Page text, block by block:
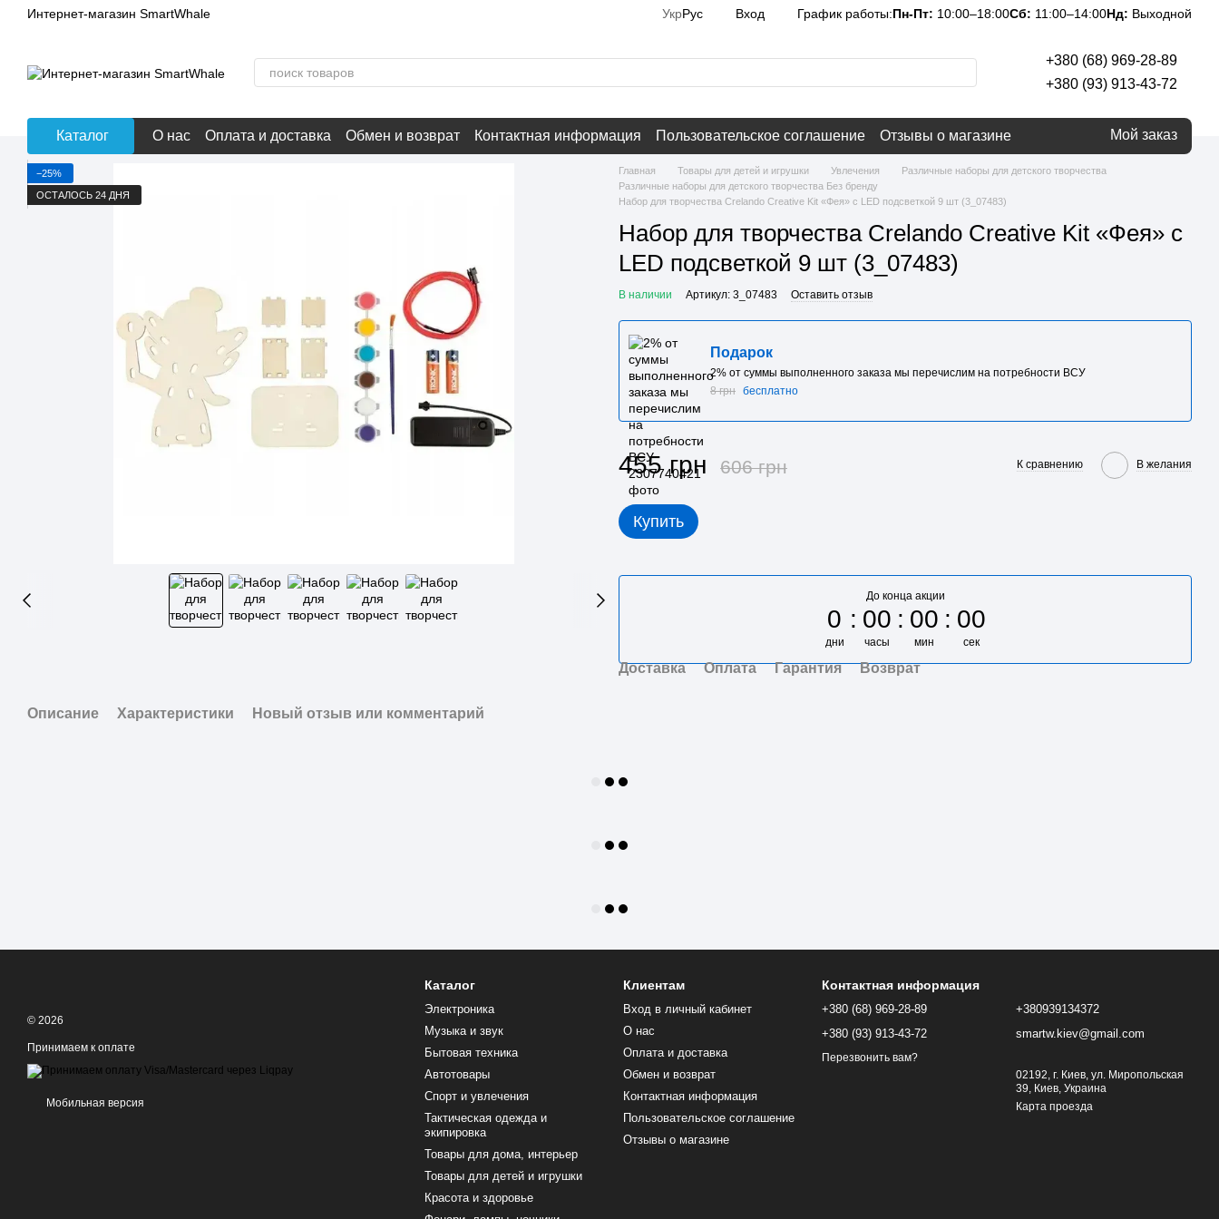
Перейти к основному контенту
Интернет-магазин SmartWhale УкрРус Вход График работы:Пн-Пт: 10:00–18:00Сб: 11:00–14:00Нд: Выходной
+380 (68) 969-28-89
+380 (93) 913-43-72
Каталог О нас Оплата и доставка Обмен и возврат Контактная информация Пользовательское соглашение Отзывы о магазине Мой заказ
−25%
ОСТАЛОСЬ 24 ДНЯ
Главная Товары для детей и игрушки Увлечения
Различные наборы для детского творчества
Различные наборы для детского творчества Без бренду
Набор для творчества Crelando Creative Kit «Фея» с LED подсветкой 9 шт (3_07483)
Набор для творчества Crelando Creative Kit «Фея» с
LED подсветкой 9 шт (3_07483)
В наличии Артикул: 3_07483 Оставить отзыв
Подарок
2% от суммы выполненного заказа мы перечислим на потребности BCУ
8 грн бесплатно
455 грн 606 грн К сравнению В желания
Купить
До конца акции
0
дни
00
часы
00
мин
00
сек
Доставка Оплата Гарантия Возврат
Описание Характеристики Новый отзыв или комментарий
© 2026
Принимаем к оплате
Мобильная версия
Каталог
Электроника
Музыка и звук
Бытовая техника
Автотовары
Спорт и увлечения
Тактическая одежда и
экипировка
Товары для дома, интерьер
Товары для детей и игрушки
Красота и здоровье
Клиентам
Вход в личный кабинет
О нас
Оплата и доставка
Обмен и возврат
Контактная информация
Пользовательское соглашение
Отзывы о магазине
Контактная информация
+380 (68) 969-28-89
+380 (93) 913-43-72
Перезвонить вам?
+380939134372
smartw.kiev@gmail.com
02192, г. Киев, ул. Миропольская
39, Киев, Украина
Карта проезда